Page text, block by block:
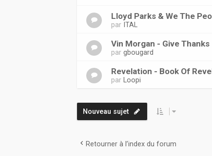
Lloyd Parks & We The
par ITAL
Vin Morgan - Give Thanks
pargbougard
Revelation - Book Of
par Loopi
Nouveau sujet
Retourner à l’index du forum